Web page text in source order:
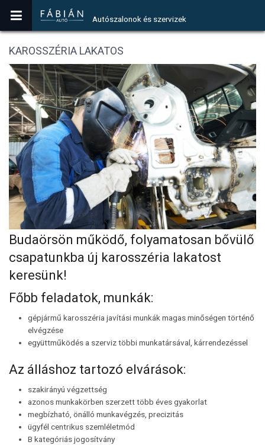
Autószalonok és szervizek
KAROSSZÉRIA LAKATOS
Budaörsön működő, folyamatosan bővülő
csapatunkba új karosszéria lakatost
keresünk!
Főbb feladatok, munkák:
gépjármű karosszéria javítási munkák magas minőségen történő
elvégzése
együttműködés a szerviz többi munkatársával, kárrendezéssel
Az álláshoz tartozó elvárások:
szakirányú végzettség
azonos munkakörben szerzett több éves gyakorlat
megbízható, önálló munkavégzés, precizitás
ügyfél centrikus szemléletmód
B kategóriás jogosítvány